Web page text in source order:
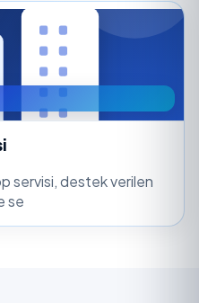
servisi, destek verilen
se